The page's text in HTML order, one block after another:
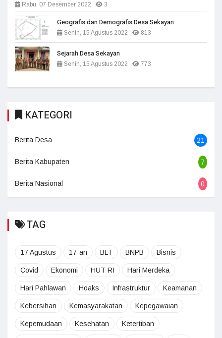
Rabu, 07 Desember 2022 3
Geografis dan Demografis Desa Sekayan
Senin, 15 Agustus 2022 813
Sejarah Desa Sekayan
Senin, 15 Agustus 2022 773
KATEGORI
Berita Desa 21
Berita Kabupaten 7
Berita Nasional 0
TAG
17 Agustus 17-an BLT BNPB Bisnis
Covid Ekonomi HUT RI Hari Merdeka
Hari Pahlawan Hoaks Infrastruktur Keamanan
Kebersihan Kemasyarakatan Kepegawaian
Kepemudaan Kesehatan Ketertiban